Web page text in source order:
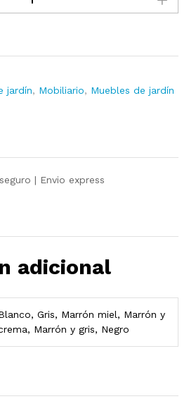
jardín, Mobiliario, Muebles de jardín
| Envio express
adicional
Gris, Marrón miel, Marrón y
Marrón y gris, Negro